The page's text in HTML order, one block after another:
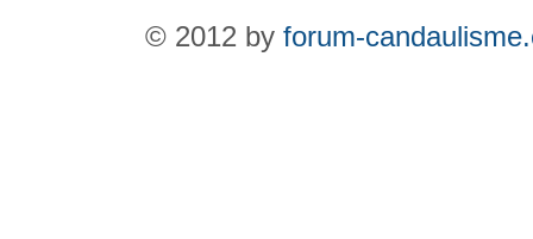
© 2012 by forum-